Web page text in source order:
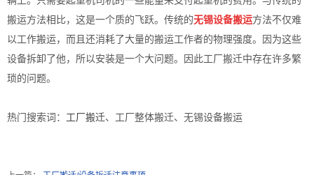
搬运方法相比，这是一个质的飞跃。传统的无锡设备搬运方法不仅难
以工作搬运，而且还消耗了大量的搬运工作者的物理强度。因为这些
设备拆卸了他，所以安装是一个大问题。因此工厂搬迁中存在许多繁
琐的问题。
热门搜索词： 工厂搬迁、工厂整体搬迁、无锡设备搬运